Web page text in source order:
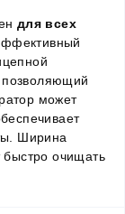
для всех
позволяющий
может
Ширина
быстро очищать